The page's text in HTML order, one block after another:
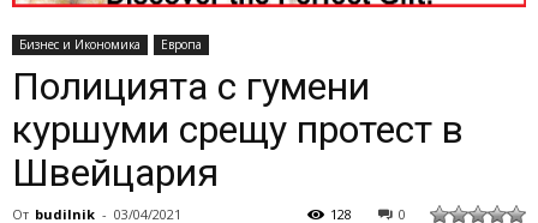
Бизнес и Икономика Европа
Полицията с гумени
куршуми срещу протест в
Швейцария
От budilnik - 03/04/2021 0
128